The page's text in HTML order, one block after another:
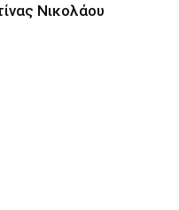
Νικολάου